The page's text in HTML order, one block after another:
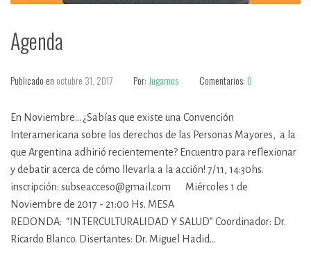
Agenda
Publicado en octubre 31, 2017 Por: Jugarnos Comentarios: 0
En Noviembre... ¿Sabías que existe una Convención
Interamericana sobre los derechos de las Personas Mayores, a la
que Argentina adhirió recientemente? Encuentro para reflexionar
y debatir acerca de cómo llevarla a la acción! 7/11, 14:30hs.
inscripción: subseacceso@gmail.com Miércoles 1 de
Noviembre de 2017 - 21:00 Hs. MESA
REDONDA: “INTERCULTURALIDAD Y SALUD” Coordinador: Dr.
Ricardo Blanco. Disertantes: Dr. Miguel Hadid…